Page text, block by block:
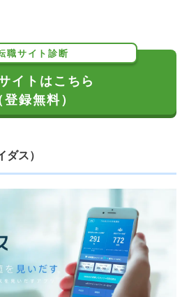
職サイト診断
イトはこちら
登録無料）
ス）